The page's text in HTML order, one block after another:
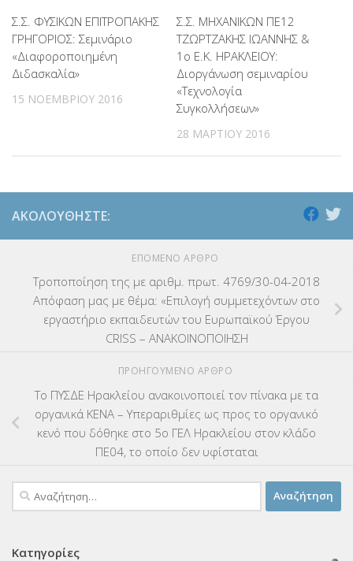
Σ.Σ. ΦΥΣΙΚΩΝ ΕΠΙΤΡΟΠΑΚΗΣ
ΓΡΗΓΟΡΙΟΣ: Σεμινάριο
«Διαφοροποιημένη
Διδασκαλία»
15 ΝΟΕΜΒΡΊΟΥ 2016
Σ.Σ. ΜΗΧΑΝΙΚΩΝ ΠΕ12
ΤΖΩΡΤΖΑΚΗΣ ΙΩΑΝΝΗΣ &
1ο Ε.Κ. ΗΡΑΚΛΕΙΟΥ:
Διοργάνωση σεμιναρίου
«Τεχνολογία
Συγκολλήσεων»
28 ΜΑΡΤΊΟΥ 2016
ΑΚΟΛΟΥΘΉΣΤΕ:
ΕΠΌΜΕΝΟ ΆΡΘΡΟ
Τροποποίηση της με αριθμ. πρωτ. 4769/30-04-2018
Απόφαση μας με θέμα: «Επιλογή συμμετεχόντων στο
εργαστήριο εκπαιδευτών του Ευρωπαϊκού Έργου
CRISS – ΑΝΑΚΟΙΝΟΠΟΙΗΣΗ
ΠΡΟΗΓΟΎΜΕΝΟ ΆΡΘΡΟ
Το ΠΥΣΔΕ Ηρακλείου ανακοινοποιεί τον πίνακα με τα
οργανικά ΚΕΝΑ – Υπεραριθμίες ως προς το οργανικό
κενό που δόθηκε στο 5ο ΓΕΛ Ηρακλείου στον κλάδο
ΠΕ04, το οποίο δεν υφίσταται
Αναζήτηση
για:
Κατηγορίες